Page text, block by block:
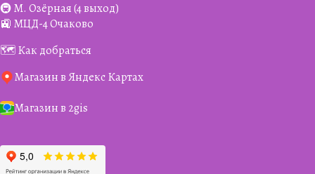
🚇 М. Озёрная (4 выход)
🚉 МЦД-4 Очаково
🗺️ Как добраться
Магазин в Яндекс Картах
Магазин в 2gis